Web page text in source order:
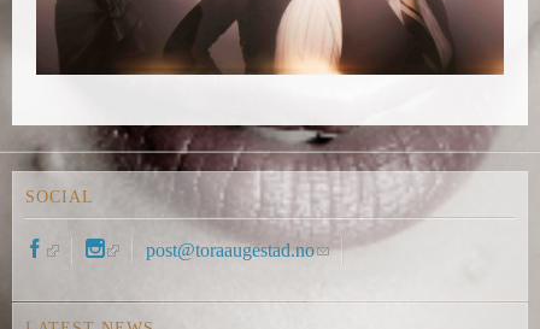
SOCIAL
(
i
(
i
post@toraaugestad.no(
i